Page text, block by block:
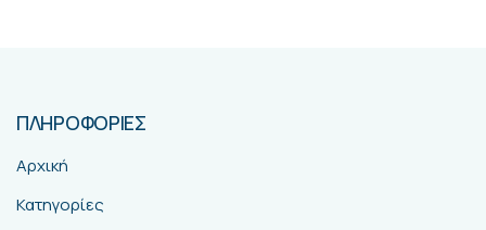
ΠΛΗΡΟΦΟΡΙΕΣ
Αρχική
Κατηγορίες